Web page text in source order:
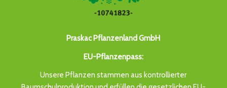
Praskac Pflanzenland GmbH
EU-Pflanzenpass:
Unsere Pflanzen stammen aus kontrollierter